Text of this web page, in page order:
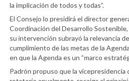
la implicación de todos y todas”.
El Consejo lo presidirá el director
Coordinación del Desarrollo
su intervención subrayó la relevancia
cumplimiento de las metas de la
en que la Agenda es un “marco
Padrón propuso que la vicepresidencia